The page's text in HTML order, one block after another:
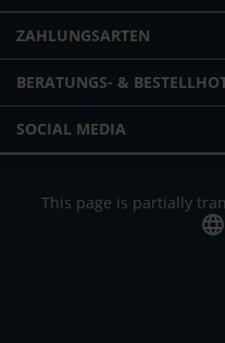
ZAHLUNGSARTEN
BERATUNGS- &
SOCIAL MEDIA
This page is partially